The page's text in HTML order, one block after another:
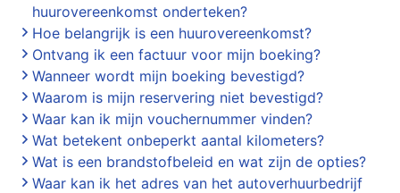
huurovereenkomst onderteken?
Hoe belangrijk is een huurovereenkomst?
Ontvang ik een factuur voor mijn boeking?
Wanneer wordt mijn boeking bevestigd?
Waarom is mijn reservering niet bevestigd?
Waar kan ik mijn vouchernummer vinden?
Wat betekent onbeperkt aantal kilometers?
Wat is een brandstofbeleid en wat zijn de opties?
Waar kan ik het adres van het autoverhuurbedrijf